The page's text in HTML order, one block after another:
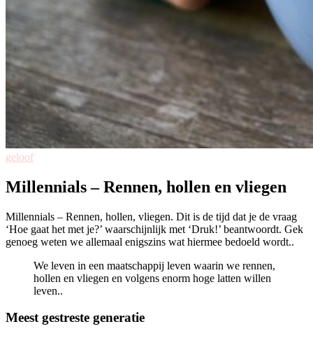
geloof
Millennials – Rennen, hollen en vliegen
Millennials – Rennen, hollen, vliegen. Dit is de tijd dat je de vraag
‘Hoe gaat het met je?’ waarschijnlijk met ‘Druk!’ beantwoordt. Gek
genoeg weten we allemaal enigszins wat hiermee bedoeld wordt..
We leven in een maatschappij leven waarin we rennen,
hollen en vliegen en volgens enorm hoge latten willen
leven..
Meest gestreste generatie